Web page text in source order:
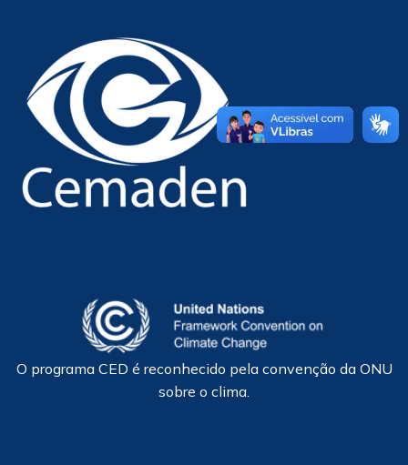
O programa CED é reconhecido pela convenção da ONU
sobre o clima.